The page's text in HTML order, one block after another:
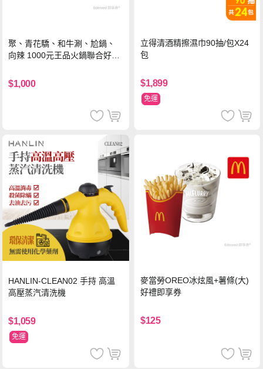
聚、青花驕、和牛涮、尬鍋、
向辣 1000元王品火鍋聯合好禮
$1,000
立得清酒精擦濕巾90抽/包X24
包
$1,899
免運
HANLIN-CLEAN02 手持 高溫
高壓蒸汽清洗機
$1,059
免運
麥當勞OREO冰炫風+薯條(大)
好禮即享券
$125